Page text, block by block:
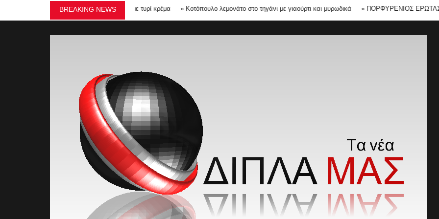
BREAKING NEWS
ΣΤΟ ΑΡΓΟΣΤΌΛΙ »Μπράουνις με τυρί κρέμα »Κοτόπουλο λεμονάτο στο τηγάνι με γιαούρτι και μυρωδικά »ΠΟΡΦΥΡΕΝΙΟΣ ΕΡΩΤΑΣ Η